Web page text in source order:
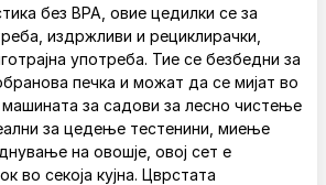
без BPA, овие цедилки се за
издржливи и рециклирачки,
употреба. Тие се безбедни за
печка и можат да се мијат во
за садови за лесно чистење
за цедење тестенини, миење
на овошје, овој сет е
во секоја кујна. Цврстата